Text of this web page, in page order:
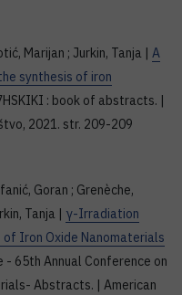
Marijan ; Jurkin, Tanja | A
synthesis of iron
: book of abstracts. |
2021. str. 209-209
Goran ; Grenèche,
Tanja | γ-Irradiation
Iron Oxide Nanomaterials
65th Annual Conference on
Abstracts. | American